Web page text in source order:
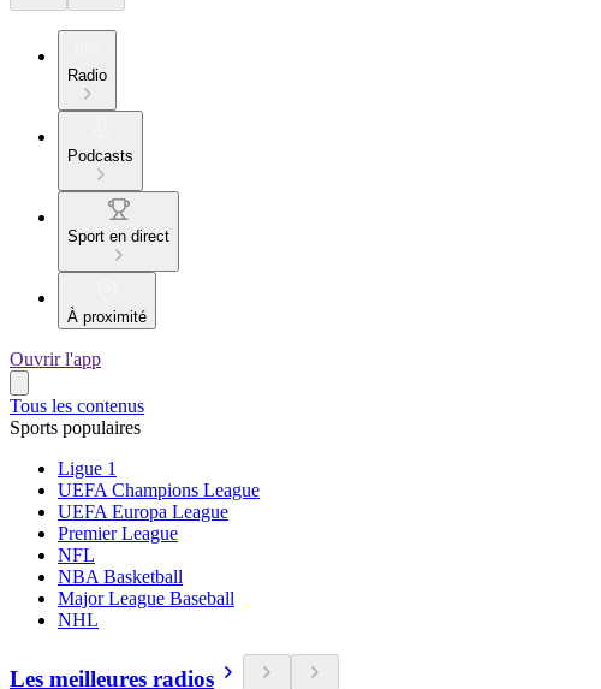
Radio
Podcasts
Sport en direct
À proximité
Ouvrir l'app
Tous les contenus
Sports populaires
Ligue 1
UEFA Champions League
UEFA Europa League
Premier League
NFL
NBA Basketball
Major League Baseball
NHL
Les meilleures radios